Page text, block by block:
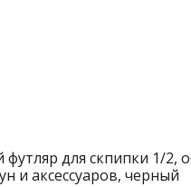
для скпипки 1/
и аксессуаров, черный